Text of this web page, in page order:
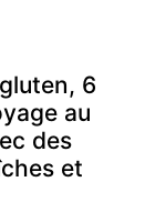
6
au
des
et